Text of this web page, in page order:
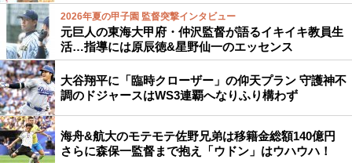
2026年夏の甲子園 監督突撃インタビュー
元巨人の東海大甲府・仲沢監督が語るイキイキ教員生
活…指導には原辰徳&星野仙一のエッセンス
大谷翔平に「臨時クローザー」の仰天プラン 守護神不
調のドジャースはWS3連覇へなりふり構わず
海舟&航大のモテモテ佐野兄弟は移籍金総額140億円
さらに森保一監督まで抱え「ウドン」はウハウハ！